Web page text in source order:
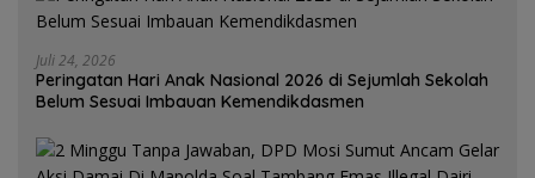
Juli 24, 2026
Peringatan Hari Anak Nasional 2026 di Sejumlah Sekolah
Belum Sesuai Imbauan Kemendikdasmen